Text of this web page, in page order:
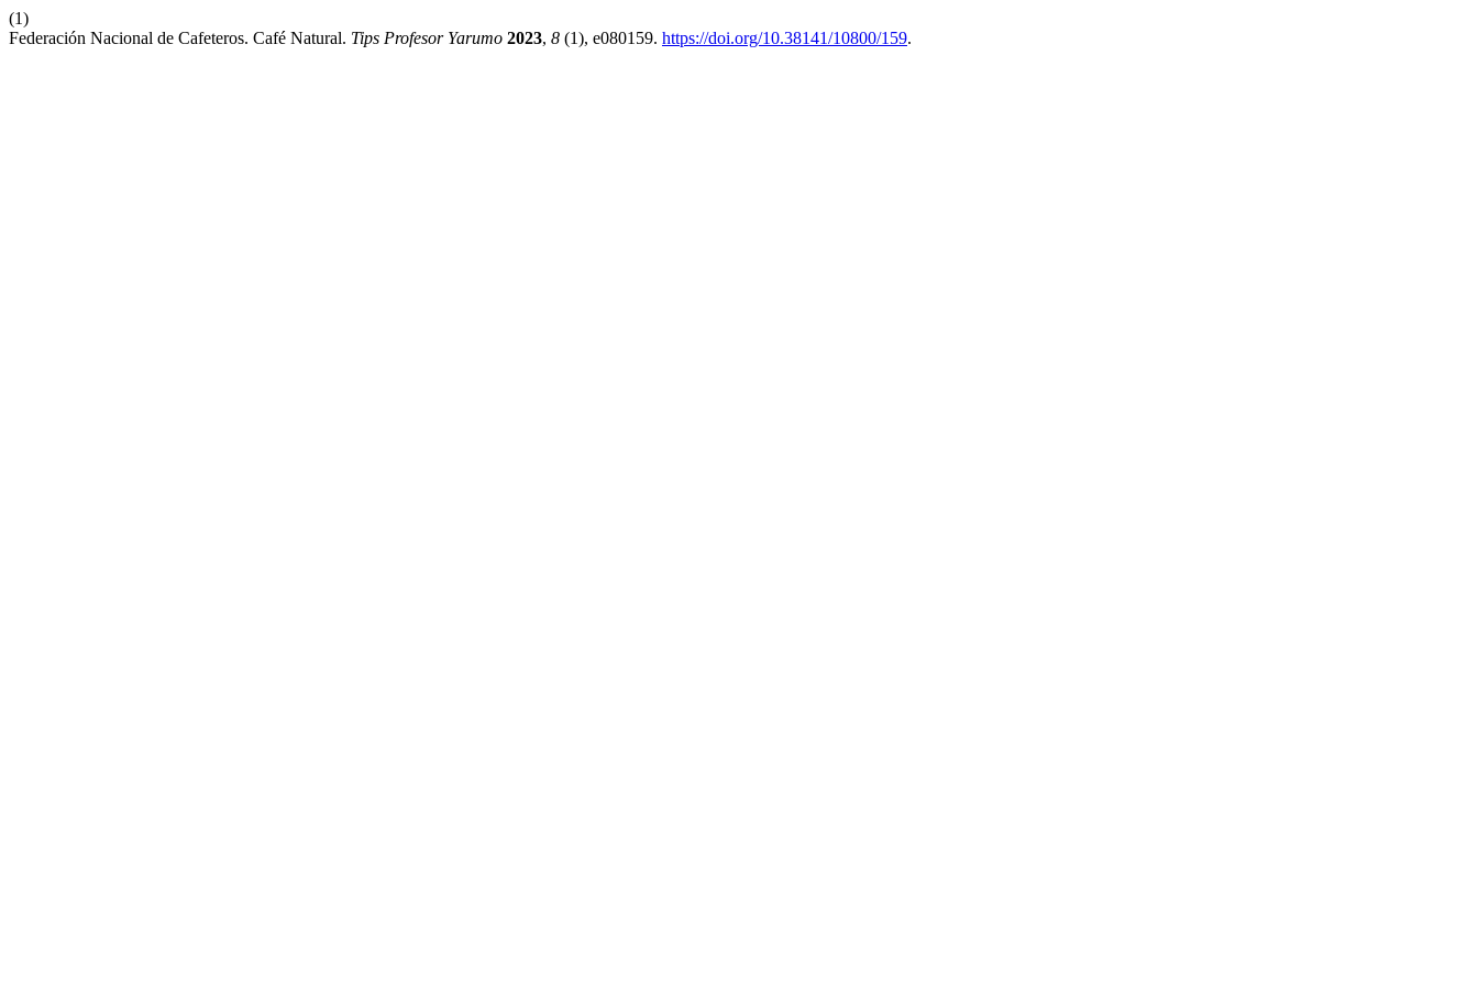
(1)
Federación Nacional de Cafeteros. Café Natural. Tips Profesor Yarumo 2023, 8 (1), e080159. https://doi.org/10.38141/10800/159.